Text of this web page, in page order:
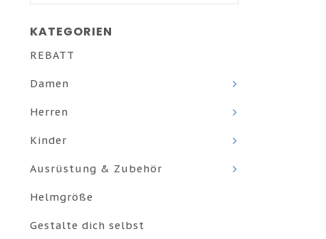
KATEGORIEN
REBATT
Damen
Herren
Kinder
Ausrüstung & Zubehör
Helmgröße
Gestalte dich selbst